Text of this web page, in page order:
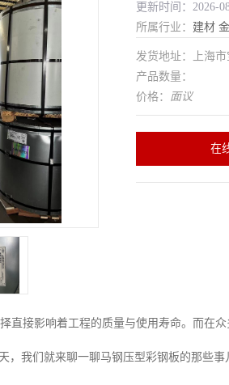
更新时间：2026-
所属行业： 建材
发货地址：上海
产品数量：
价格： 面议
在
直接影响着工程的质量与使用寿命。而在
，我们就来聊一聊马钢压型彩钢板的那些事